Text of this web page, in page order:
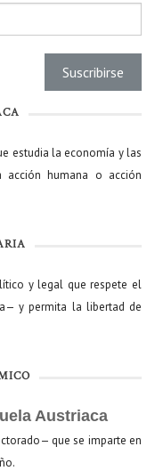
estudia la economía y las
humana o acción
y legal que respete el
y permita la libertad de
Austriaca
que se imparte en